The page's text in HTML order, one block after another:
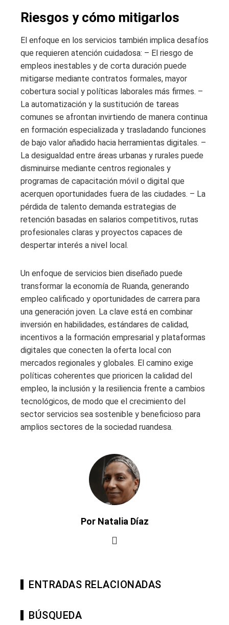
Riesgos y cómo mitigarlos
El enfoque en los servicios también implica desafíos
que requieren atención cuidadosa: – El riesgo de
empleos inestables y de corta duración puede
mitigarse mediante contratos formales, mayor
cobertura social y políticas laborales más firmes. –
La automatización y la sustitución de tareas
comunes se afrontan invirtiendo de manera continua
en formación especializada y trasladando funciones
de bajo valor añadido hacia herramientas digitales. –
La desigualdad entre áreas urbanas y rurales puede
disminuirse mediante centros regionales y
programas de capacitación móvil o digital que
acerquen oportunidades fuera de las ciudades. – La
pérdida de talento demanda estrategias de
retención basadas en salarios competitivos, rutas
profesionales claras y proyectos capaces de
despertar interés a nivel local.
Un enfoque de servicios bien diseñado puede
transformar la economía de Ruanda, generando
empleo calificado y oportunidades de carrera para
una generación joven. La clave está en combinar
inversión en habilidades, estándares de calidad,
incentivos a la formación empresarial y plataformas
digitales que conecten la oferta local con
mercados regionales y globales. El camino exige
políticas coherentes que prioricen la calidad del
empleo, la inclusión y la resiliencia frente a cambios
tecnológicos, de modo que el crecimiento del
sector servicios sea sostenible y beneficioso para
amplios sectores de la sociedad ruandesa.
Por Natalia Díaz
ENTRADAS RELACIONADAS
BÚSQUEDA